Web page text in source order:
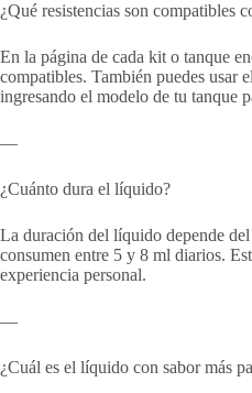
¿Qué resistencias son compatibles
En la página de cada kit o tanque
compatibles. También puedes usar
ingresando el modelo de tu tanque
—
¿Cuánto dura el líquido?
La duración del líquido depende
consumen entre 5 y 8 ml diarios.
experiencia personal.
—
¿Cuál es el líquido con sabor más